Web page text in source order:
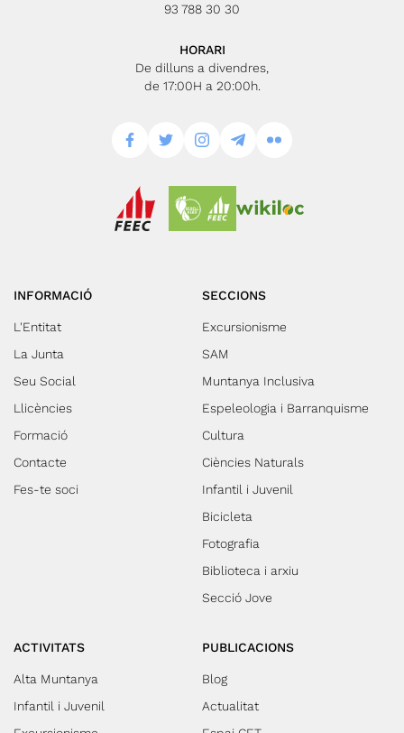
93 788 30 30
HORARI
De dilluns a divendres,
de 17:00H a 20:00h.
INFORMACIÓ
L'Entitat
La Junta
Seu Social
Llicències
Formació
Contacte
Fes-te soci
SECCIONS
Excursionisme
SAM
Muntanya Inclusiva
Espeleologia i Barranquisme
Cultura
Ciències Naturals
Infantil i Juvenil
Bicicleta
Fotografia
Biblioteca i arxiu
Secció Jove
ACTIVITATS
Alta Muntanya
Infantil i Juvenil
PUBLICACIONS
Blog
Actualitat